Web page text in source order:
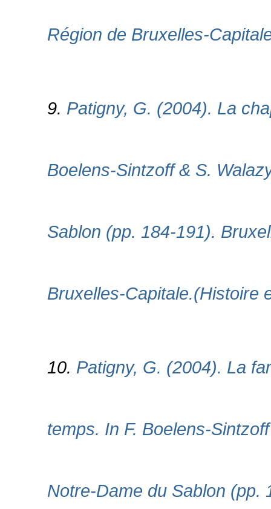
Région de Bruxelles-
9. Patigny, G. (2004). La
Boelens-Sintzoff & S.
Sablon (pp. 184-191).
Bruxelles-Capitale.(Histoire
10. Patigny, G. (2004). La
temps. In F. Boelens-
Notre-Dame du Sablon (pp.